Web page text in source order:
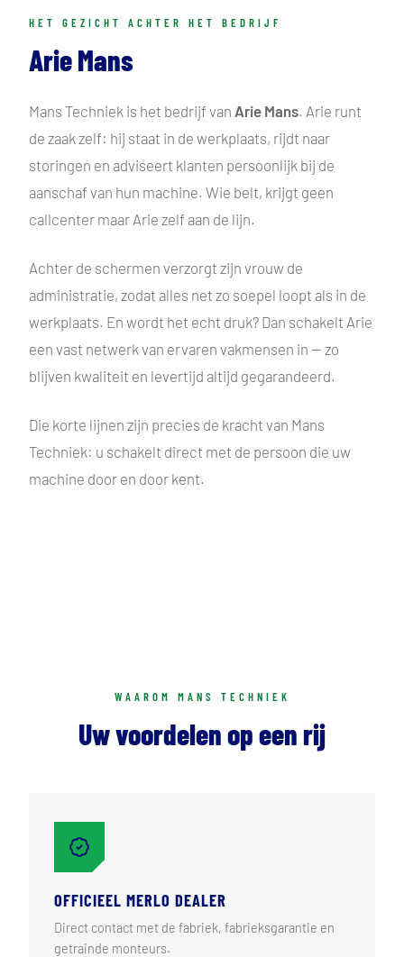
HET GEZICHT ACHTER HET BEDRIJF
Arie Mans
Mans Techniek is het bedrijf van Arie Mans. Arie runt
de zaak zelf: hij staat in de werkplaats, rijdt naar
storingen en adviseert klanten persoonlijk bij de
aanschaf van hun machine. Wie belt, krijgt geen
callcenter maar Arie zelf aan de lijn.
Achter de schermen verzorgt zijn vrouw de
administratie, zodat alles net zo soepel loopt als in de
werkplaats. En wordt het echt druk? Dan schakelt Arie
een vast netwerk van ervaren vakmensen in — zo
blijven kwaliteit en levertijd altijd gegarandeerd.
Die korte lijnen zijn precies de kracht van Mans
Techniek: u schakelt direct met de persoon die uw
machine door en door kent.
WAAROM MANS TECHNIEK
Uw voordelen op een rij
OFFICIEEL MERLO DEALER
Direct contact met de fabriek, fabrieksgarantie en
getrainde monteurs.